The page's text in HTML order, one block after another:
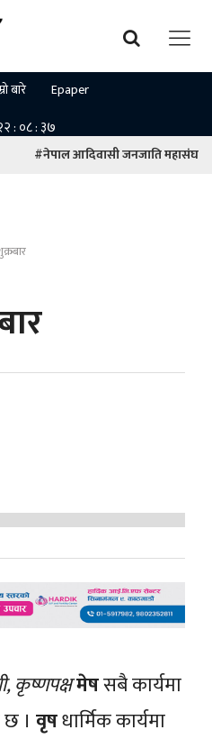
बारे Epaper
#नेपाल आदिवासी जनजाति महासंघ
कृष्णपक्षमेषसबै कार्यमा
। वृषधार्मिक कार्यमा